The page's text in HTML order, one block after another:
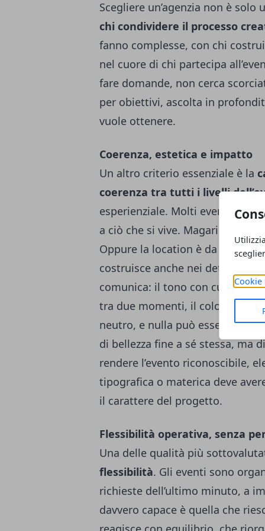
Cookie
Scegliere un’agenzia non è
chi condividere il processo
fanno complesse, con chi
nel cuore di chi partecipa
fare domande, non cerca
per obiettivi, ascolta in
vuole ottenere.
Coerenza, estetica e impatto
Un altro criterio essenziale è la
coerenza tra tutti i livelli
esperienziale. Molti eventi
a ciò che si vive. Magari la
Oppure la location è da sogno,
costruisce anche nei dettagli più
comunica: il tono con cui si
tra due momenti, il colore della
neutro, e nulla può essere
di bellezza fine a sé stessa, ma
rendere l’evento riconoscibile,
tipografica o materica deve
il carattere del progetto.
Flessibilità operativa, senza
Una delle qualità più
flessibilità. Gli eventi sono
richieste dell’ultimo minuto, a
davvero capace è quella che